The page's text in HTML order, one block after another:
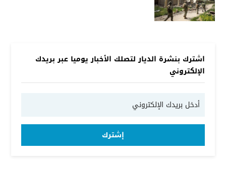
اشترك بنشرة الديار لتصلك الأخبار يوميا عبر بريدك
الإلكتروني
إشترك